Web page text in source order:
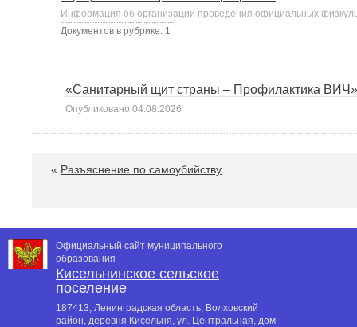
Информация об организации проведения официальных
Документов в рубрике: 1
«Санитарный щит страны – Профилактика ВИЧ»
Опубликовано 04.08.2026
« Разъяснение по самоубийству
Официальный сайт муниципального
образования
Кисельнинское сельское
поселение
187413, Ленинградская область, Волховский
район, деревня Кисельня, ул. Центральная, дом